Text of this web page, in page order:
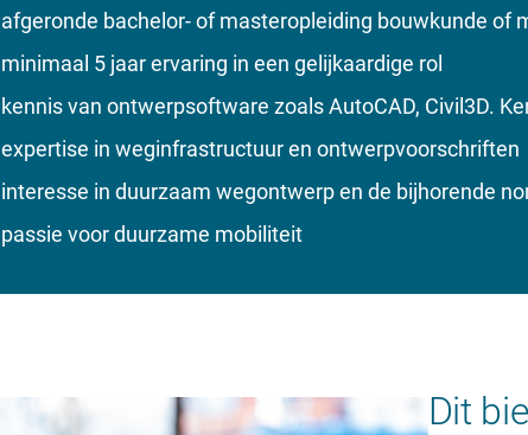
afgeronde bachelor- of masteropleiding bouwkunde of
minimaal 5 jaar ervaring in een gelijkaardige rol
kennis van ontwerpsoftware zoals AutoCAD, Civil3D.
expertise in weginfrastructuur en ontwerpvoorschriften
interesse in duurzaam wegontwerp en de bijhorende
passie voor duurzame mobiliteit
Dit